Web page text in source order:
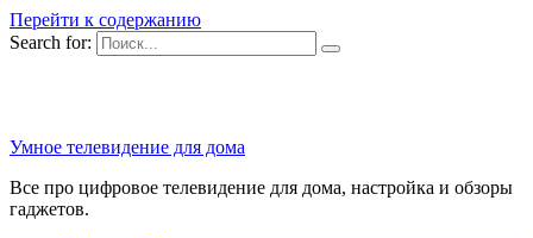
Перейти к содержанию
Search for:
Умное телевидение для дома
Все про цифровое телевидение для дома, настройка и обзоры
гаджетов.